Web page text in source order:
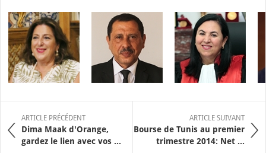
ARTICLE PRÉCÉDENT
Dima Maak d'Orange,
gardez le lien avec vos ...
ARTICLE SUIVANT
Bourse de Tunis au premier
trimestre 2014: Net ...